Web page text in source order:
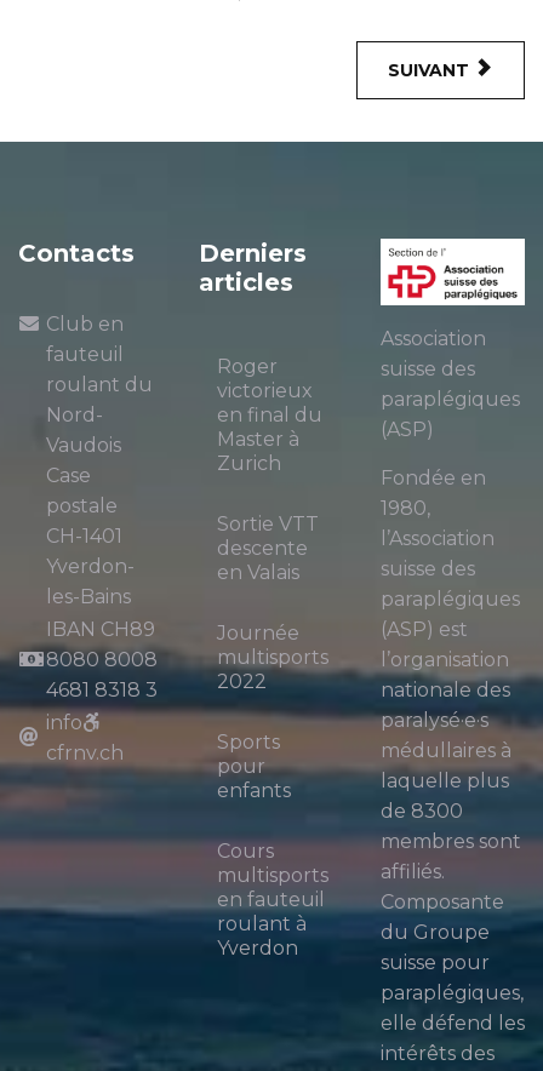
SUIVANT
Contacts
Club en
fauteuil
roulant du
Nord-
Vaudois
Case
postale
CH-1401
Yverdon-
les-Bains
IBAN CH89
8080 8008
4681 8318 3
info
cfrnv.ch
Derniers
articles
Roger
victorieux
en final du
Master à
Zurich
Sortie VTT
descente
en Valais
Journée
multisports
2022
Sports
pour
enfants
Cours
multisports
en fauteuil
roulant à
Yverdon
Association
suisse des
paraplégiques
(ASP)
Fondée en
1980,
l’Association
suisse des
paraplégiques
(ASP) est
l’organisation
nationale des
paralysé·e·s
médullaires à
laquelle plus
de 8300
membres sont
affiliés.
Composante
du Groupe
suisse pour
paraplégiques,
elle défend les
intérêts des